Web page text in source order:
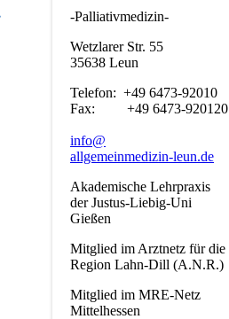
-Palliativmedizin-
Wetzlarer Str. 55
35638 Leun
Telefon: +49 6473-92010
Fax: +49 6473-920120
info@
allgemeinmedizin-leun.de
Akademische Lehrpraxis
der Justus-Liebig-Uni
Gießen
Mitglied im Arztnetz für die
Region Lahn-Dill (A.N.R.)
Mitglied im MRE-Netz
Mittelhessen